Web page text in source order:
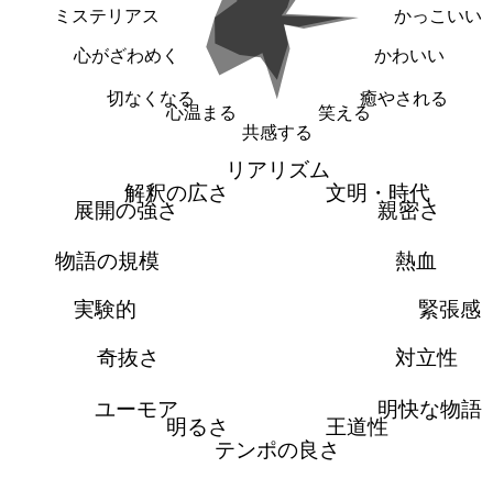
かっこいい
かわいい
癒やされる
笑える
共感する
心温まる
切なくなる
心がざわめく
ミステリアス
リアリズム
文明・時代
親密さ
熱血
緊張感
対立性
明快な物語
王道性
テンポの良さ
明るさ
ユーモア
奇抜さ
実験的
物語の規模
展開の強さ
解釈の広さ